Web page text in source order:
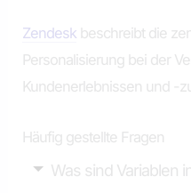
Zendesk beschreibt die
Personalisierung bei der
Kundenerlebnissen und -
Häufig gestellte Fragen
Was sind Variablen